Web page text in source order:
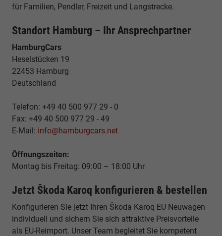
für Familien, Pendler, Freizeit und Langstrecke.
Standort Hamburg – Ihr Ansprechpartner
HamburgCars
Heselstücken 19
22453 Hamburg
Deutschland
Telefon: +49 40 500 977 29 - 0
Fax: +49 40 500 977 29 - 49
E-Mail: info@hamburgcars.net
Öffnungszeiten:
Montag bis Freitag: 09:00 – 18:00 Uhr
Jetzt Škoda Karoq konfigurieren & bestellen
Konfigurieren Sie jetzt Ihren Škoda Karoq EU Neuwagen
individuell und sichern Sie sich attraktive Preisvorteile
als EU-Reimport. Unser Team begleitet Sie kompetent